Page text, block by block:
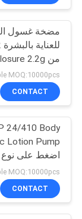
أخبار
حالات
خريطة
الموقع
PRIVACY
POLICY
اليد
41
31
مضخة غسول
من Smooth Closure 2.2g
MOQ:10000pcs
CONTACT
24/410 Body
Lotion Pump
اضغط على نوع
MOQ:10000pcs
CONTACT